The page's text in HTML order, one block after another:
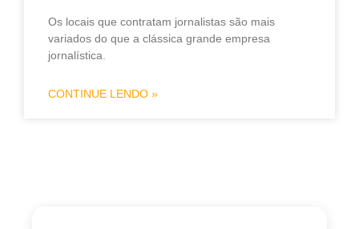
Os locais que contratam jornalistas são mais
variados do que a clássica grande empresa
jornalística.
CONTINUE LENDO »